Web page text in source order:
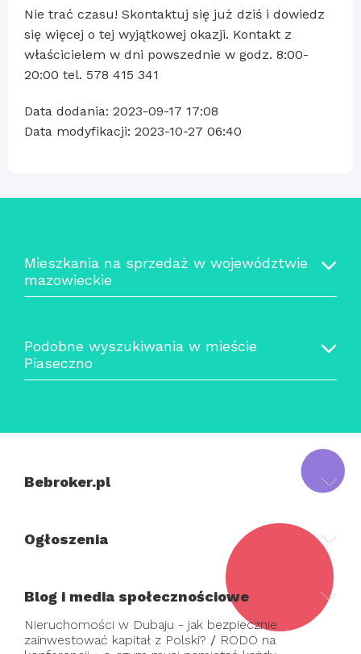
Nie trać czasu! Skontaktuj się już dziś i dowiedz
się więcej o tej wyjątkowej okazji. Kontakt z
właścicielem w dni powszednie w godz. 8:00-
20:00 tel. 578 415 341
Data dodania: 2023-09-17 17:08
Data modyfikacji: 2023-10-27 06:40
Mieszkania na sprzedaż w województwie
mazowieckie
Podobne wyszukiwania w mieście
Piaseczno
Bebroker.pl
Ogłoszenia
Blog i media społecznościowe
Nieruchomości w Dubaju - jak bezpiecznie
zainwestować kapitał z Polski? / RODO na